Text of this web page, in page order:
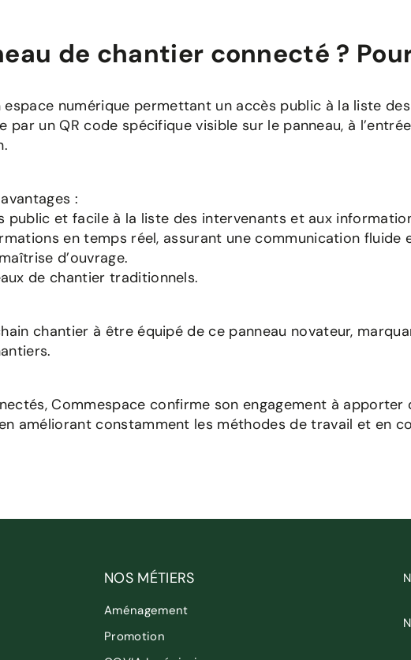
de chantier connecté ?
numérique permettant un accès public à la liste
un QR code spécifique visible sur le panneau, à
:
public et facile à la liste des intervenants et aux
en temps réel, assurant une communication fluide
d’ouvrage.
de chantier traditionnels.
chantier à être équipé de ce panneau novateur,
Commespace confirme son engagement à
améliorant constamment les méthodes de travail et en
NOS MÉTIERS
Aménagement
Promotion